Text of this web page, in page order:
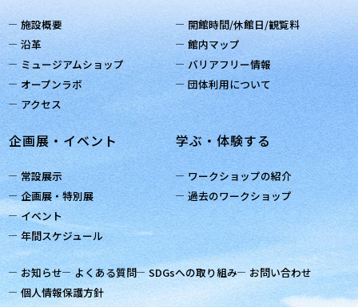
施設概要
沿革
ミュージアムショップ
オープンラボ
アクセス
開館時間/休館日/観覧料
館内マップ
バリアフリー情報
団体利用について
企画展・イベント
常設展示
企画展・特別展
イベント
年間スケジュール
学ぶ・体験する
ワークショップの紹介
過去のワークショップ
お知らせ よくある質問 SDGsへの取り組み
お問い合わせ
個人情報保護方針